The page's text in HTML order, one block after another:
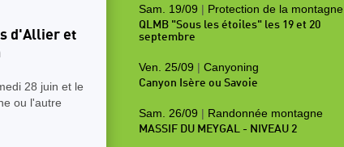
d'Allier et
28 juin et le
ou l'autre
Sam. 19/09 | Protection de la montagne
QLMB "Sous les étoiles" les 19 et 20
septembre
Ven. 25/09 | Canyoning
Canyon Isère ou Savoie
Sam. 26/09 | Randonnée montagne
MASSIF DU MEYGAL - NIVEAU 2